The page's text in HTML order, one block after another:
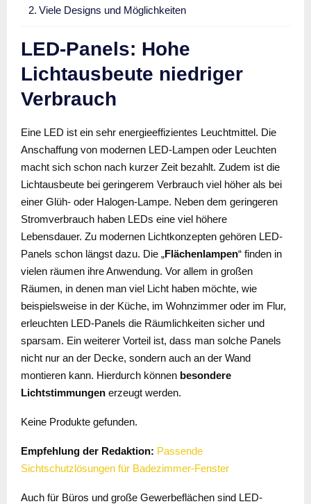
Viele Designs und Möglichkeiten
LED-Panels: Hohe
Lichtausbeute niedriger
Verbrauch
Eine LED ist ein sehr energieeffizientes Leuchtmittel. Die
Anschaffung von modernen LED-Lampen oder Leuchten
macht sich schon nach kurzer Zeit bezahlt. Zudem ist die
Lichtausbeute bei geringerem Verbrauch viel höher als bei
einer Glüh- oder Halogen-Lampe. Neben dem geringeren
Stromverbrauch haben LEDs eine viel höhere
Lebensdauer. Zu modernen Lichtkonzepten gehören LED-
Panels schon längst dazu. Die „Flächenlampen“ finden in
vielen räumen ihre Anwendung. Vor allem in großen
Räumen, in denen man viel Licht haben möchte, wie
beispielsweise in der Küche, im Wohnzimmer oder im Flur,
erleuchten LED-Panels die Räumlichkeiten sicher und
sparsam. Ein weiterer Vorteil ist, dass man solche Panels
nicht nur an der Decke, sondern auch an der Wand
montieren kann. Hierdurch können besondere
Lichtstimmungen erzeugt werden.
Keine Produkte gefunden.
Empfehlung der Redaktion: Passende
Sichtschutzlösungen für Badezimmer-Fenster
Auch für Büros und große Gewerbeflächen sind LED-